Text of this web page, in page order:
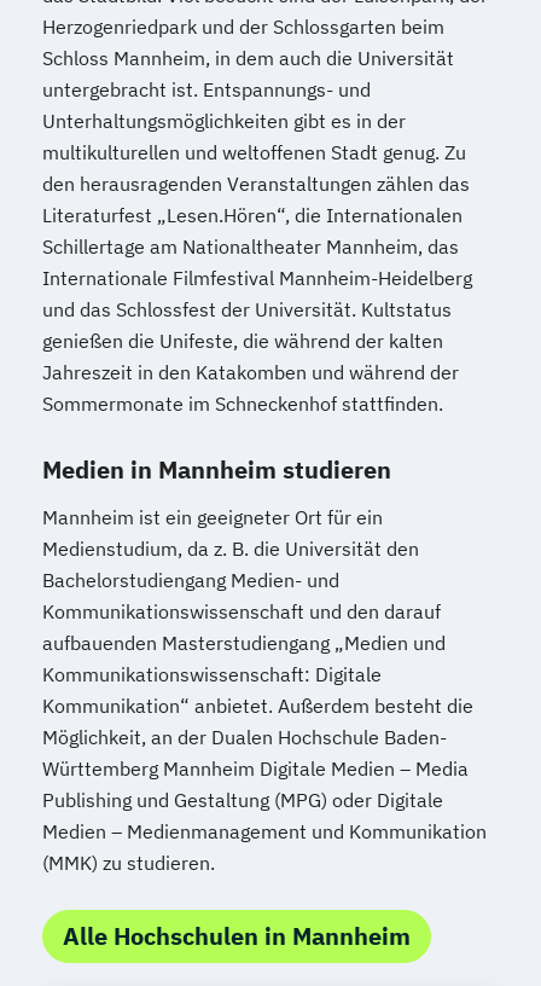
Herzogenriedpark und der Schlossgarten beim
Schloss Mannheim, in dem auch die Universität
untergebracht ist. Entspannungs- und
Unterhaltungsmöglichkeiten gibt es in der
multikulturellen und weltoffenen Stadt genug. Zu
den herausragenden Veranstaltungen zählen das
Literaturfest „Lesen.Hören“, die Internationalen
Schillertage am Nationaltheater Mannheim, das
Internationale Filmfestival Mannheim-Heidelberg
und das Schlossfest der Universität. Kultstatus
genießen die Unifeste, die während der kalten
Jahreszeit in den Katakomben und während der
Sommermonate im Schneckenhof stattfinden.
Medien in Mannheim studieren
Mannheim ist ein geeigneter Ort für ein
Medienstudium, da z. B. die Universität den
Bachelorstudiengang Medien- und
Kommunikationswissenschaft und den darauf
aufbauenden Masterstudiengang „Medien und
Kommunikationswissenschaft: Digitale
Kommunikation“ anbietet. Außerdem besteht die
Möglichkeit, an der Dualen Hochschule Baden-
Württemberg Mannheim Digitale Medien – Media
Publishing und Gestaltung (MPG) oder Digitale
Medien – Medienmanagement und Kommunikation
(MMK) zu studieren.
Alle Hochschulen in Mannheim